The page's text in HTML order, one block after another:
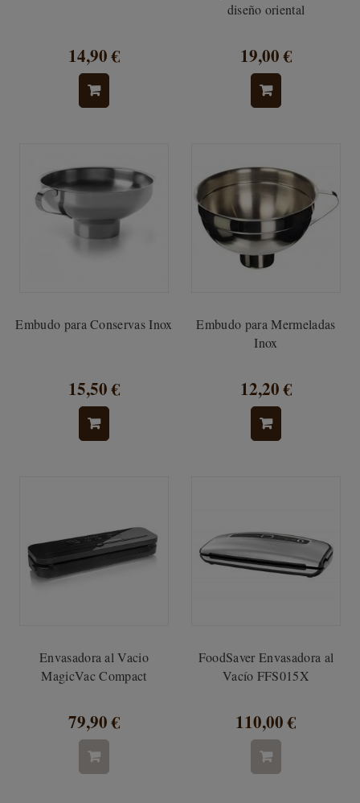
14,90 €
diseño oriental
19,00 €
Embudo para Conservas Inox
15,50 €
Embudo para Mermeladas
Inox
12,20 €
Envasadora al Vacio
MagicVac Compact
79,90 €
FoodSaver Envasadora al
Vacío FFS015X
110,00 €